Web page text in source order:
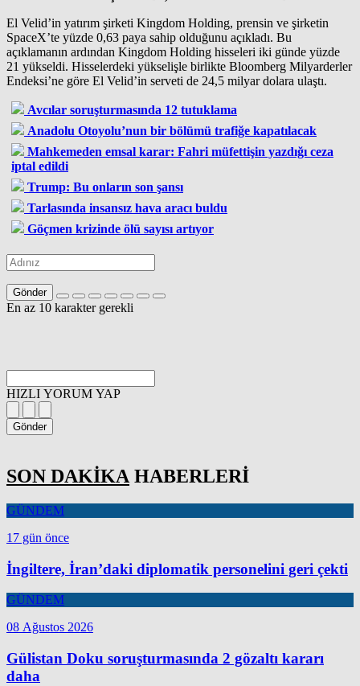
El Velid’in yatırım şirketi Kingdom Holding, prensin ve şirketin
SpaceX’te yüzde 0,63 paya sahip olduğunu açıkladı. Bu
açıklamanın ardından Kingdom Holding hisseleri iki günde yüzde
21 yükseldi. Hisselerdeki yükselişle birlikte Bloomberg Milyarderler
Endeksi’ne göre El Velid’in serveti de 24,5 milyar dolara ulaştı.
Avcılar soruşturmasında 12 tutuklama
Anadolu Otoyolu’nun bir bölümü trafiğe kapatılacak
Mahkemeden emsal karar: Fahri müfettişin yazdığı ceza
iptal edildi
Trump: Bu onların son şansı
Tarlasında insansız hava aracı buldu
Göçmen krizinde ölü sayısı artıyor
Gönder
En az 10 karakter gerekli
HIZLI YORUM YAP
Gönder
SON DAKİKA HABERLERİ
GÜNDEM
17 gün önce
İngiltere, İran’daki diplomatik personelini geri çekti
GÜNDEM
08 Ağustos 2026
Gülistan Doku soruşturmasında 2 gözaltı kararı
daha